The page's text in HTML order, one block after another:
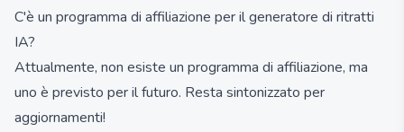
C'è un programma di affiliazione per il generatore di ritratti
IA?
Attualmente, non esiste un programma di affiliazione, ma
uno è previsto per il futuro. Resta sintonizzato per
aggiornamenti!